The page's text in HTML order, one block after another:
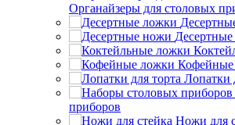
Органайзеры для столовых
Лопатки
приборов
Ножи для